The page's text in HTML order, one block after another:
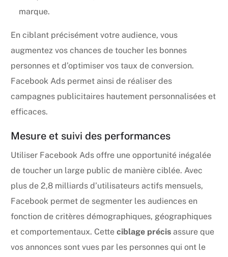
marque.
En ciblant précisément votre audience, vous
augmentez vos chances de toucher les bonnes
personnes et d’optimiser vos taux de conversion.
Facebook Ads permet ainsi de réaliser des
campagnes publicitaires hautement personnalisées et
efficaces.
Mesure et suivi des performances
Utiliser Facebook Ads offre une opportunité inégalée
de toucher un large public de manière ciblée. Avec
plus de 2,8 milliards d’utilisateurs actifs mensuels,
Facebook permet de segmenter les audiences en
fonction de critères démographiques, géographiques
et comportementaux. Cetteciblage précis assure que
vos annonces sont vues par les personnes qui ont le